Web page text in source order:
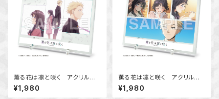
薫る花は凛と咲く アクリルビ
ジュアルボード Ver.A
¥1,980
薫る花は凛と咲く アクリルビ
ジュアルボード Ver.B
¥1,980